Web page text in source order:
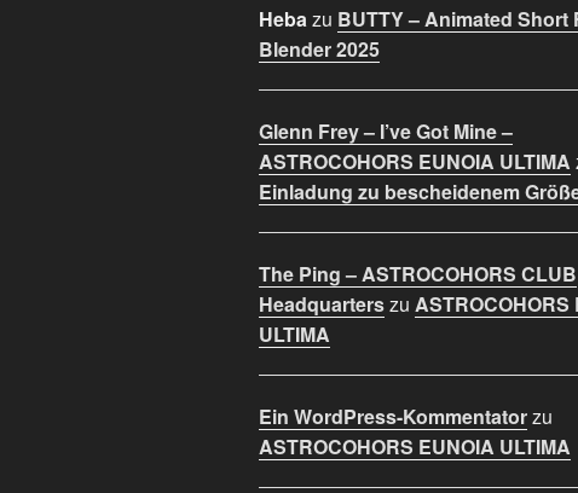
Hebazu BUTTY – Animated Short
Blender 2025
Glenn Frey – I’ve Got Mine –
ASTROCOHORS EUNOIA ULTIMA
Einladung zu bescheidenem
The Ping – ASTROCOHORS CLUB
Headquarterszu ASTROCOHORS
ULTIMA
Ein WordPress-Kommentatorzu
ASTROCOHORS EUNOIA ULTIMA